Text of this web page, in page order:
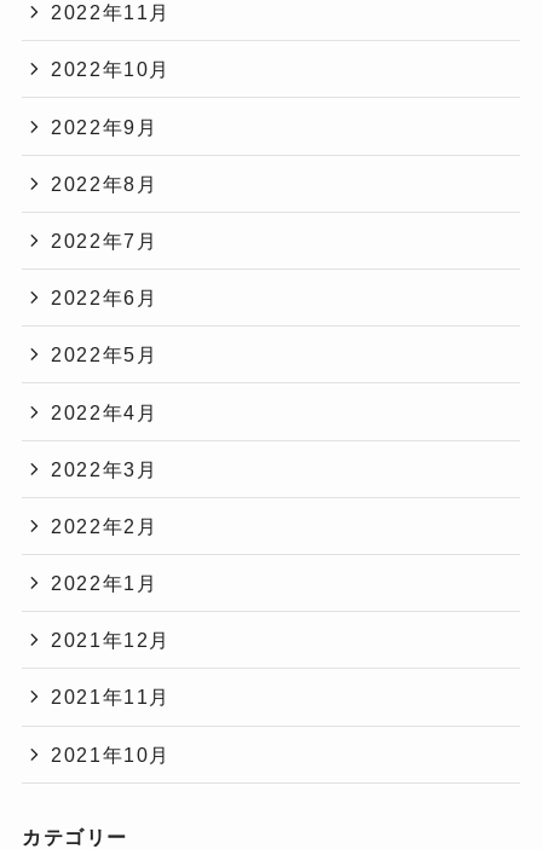
2022年11月
2022年10月
2022年9月
2022年8月
2022年7月
2022年6月
2022年5月
2022年4月
2022年3月
2022年2月
2022年1月
2021年12月
2021年11月
2021年10月
カテゴリー